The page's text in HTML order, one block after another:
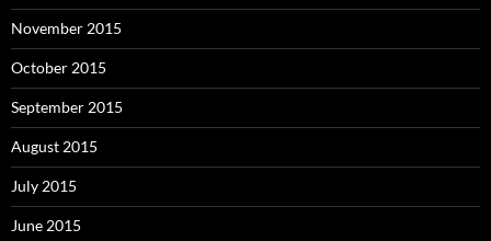
November 2015
October 2015
September 2015
August 2015
July 2015
June 2015